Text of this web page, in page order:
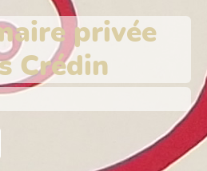
privée
Crédin